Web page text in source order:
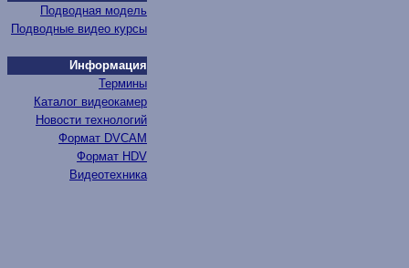
Подводная модель
Подводные видео курсы
Информация
Термины
Каталог видеокамер
Новости технологий
Формат DVCAM
Формат HDV
Видеотехника